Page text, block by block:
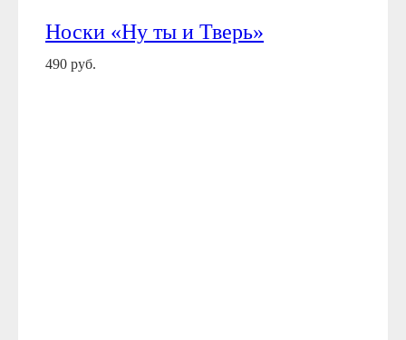
Носки «Ну ты и Тверь»
490 руб.